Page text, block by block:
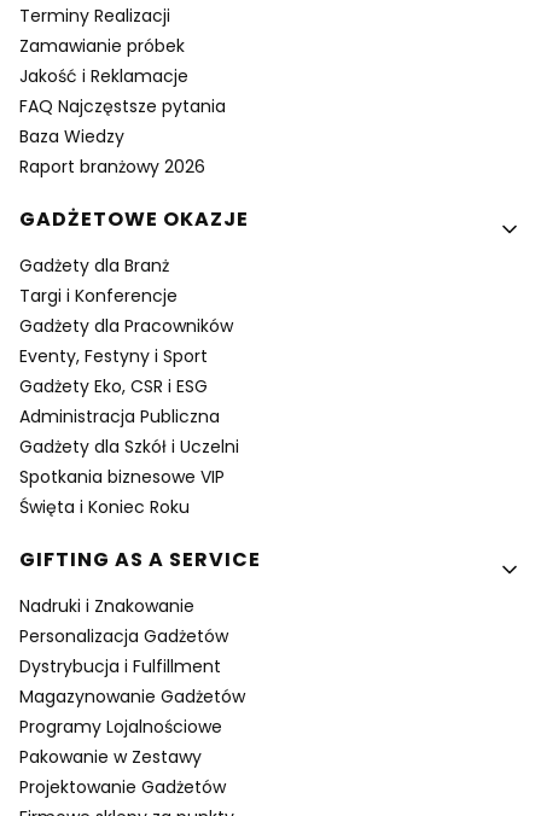
Terminy Realizacji
Zamawianie próbek
Jakość i Reklamacje
FAQ Najczęstsze pytania
Baza Wiedzy
Raport branżowy 2026
GADŻETOWE OKAZJE
Gadżety dla Branż
Targi i Konferencje
Gadżety dla Pracowników
Eventy, Festyny i Sport
Gadżety Eko, CSR i ESG
Administracja Publiczna
Gadżety dla Szkół i Uczelni
Spotkania biznesowe VIP
Święta i Koniec Roku
GIFTING AS A SERVICE
Nadruki i Znakowanie
Personalizacja Gadżetów
Dystrybucja i Fulfillment
Magazynowanie Gadżetów
Programy Lojalnościowe
Pakowanie w Zestawy
Projektowanie Gadżetów